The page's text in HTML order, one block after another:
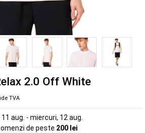
2.0 Off White
TVA
aug. - miercuri, 12 aug.
de peste 200 lei